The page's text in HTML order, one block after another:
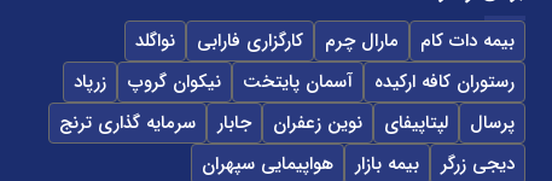
بیمه دات کام مارال چرم کارگزاری فارابی
نواگلد
رستوران کافه ارکیده
آسمان پایتخت نیکوان گروپ
زرپاد
پرسال
لپتاپیفای نوین زعفران جابار
سرمایه گذاری ترنج
دیجی زرگر
بیمه بازار هواپیمایی سپهران